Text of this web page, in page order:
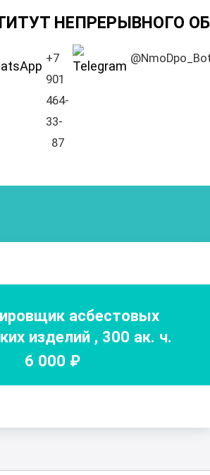
НЕПРЕРЫВНОГО
+7
901
464-
33-
87
асбестовых
изделий , 300 ак. ч.
6 000 ₽